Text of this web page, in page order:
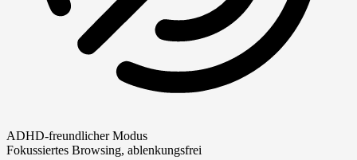
ADHD-freundlicher Modus
Fokussiertes Browsing, ablenkungsfrei